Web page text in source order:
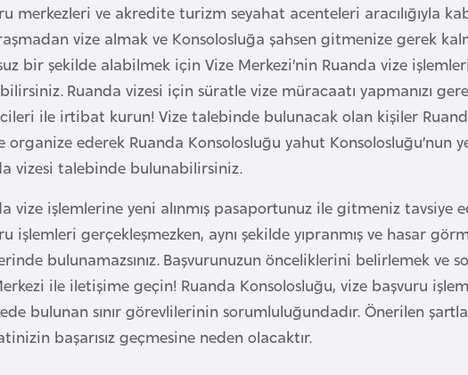
merkezleri ve akredite turizm seyahat acenteleri aracılığıyla
vize almak ve Konsolosluğa şahsen gitmenize gerek
bir şekilde alabilmek için Vize Merkezi’nin Ruanda vize
Ruanda vizesi için süratle vize müracaatı yapmanızı
ile irtibat kurun! Vize talebinde bulunacak olan kişiler
organize ederek Ruanda Konsolosluğu yahut
vizesi talebinde bulunabilirsiniz.
vize işlemlerine yeni alınmış pasaportunuz ile gitmeniz tavsiye
işlemleri gerçekleşmezken, aynı şekilde yıpranmış ve hasar
bulunamazsınız. Başvurunuzun önceliklerini belirlemek ve
ile iletişime geçin! Ruanda Konsolosluğu, vize başvuru
bulunan sınır görevlilerinin sorumluluğundadır. Önerilen
başarısız geçmesine neden olacaktır.